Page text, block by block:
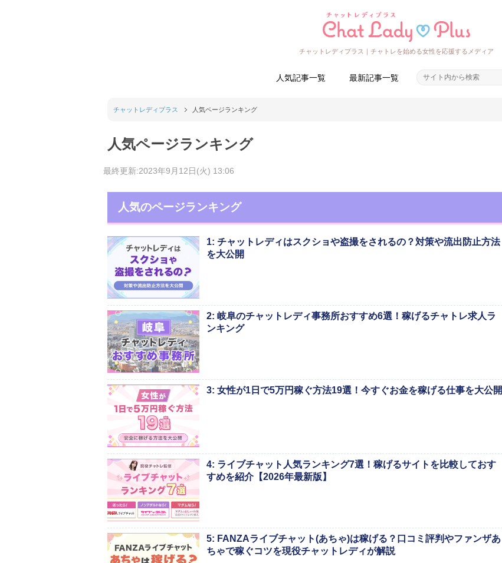
チャットレディプラス｜チャトレを始める女性を応援するメディア
人気記事一覧 最新記事一覧
チャットレディプラス 人気ページランキング
人気ページランキング
最終更新:2023年9月12日(火) 13:06
人気のページランキング
1: チャットレディはスクショや盗撮をされるの？対策や流出防止方法
を大公開
2: 岐阜のチャットレディ事務所おすすめ6選！稼げるチャトレ求人ラ
ンキング
3: 女性が1日で5万円稼ぐ方法19選！今すぐお金を稼げる仕事を大公開
4: ライブチャット人気ランキング7選！稼げるサイトを比較しておす
すめを紹介【2026年最新版】
5: FANZAライブチャット(あちゃ)は稼げる？口コミ評判やファンザあ
ちゃで稼ぐコツを現役チャットレディが解説